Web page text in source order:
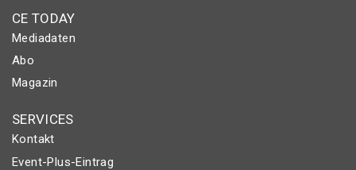
CE TODAY
Mediadaten
Abo
Magazin
SERVICES
Kontakt
Event-Plus-Eintrag